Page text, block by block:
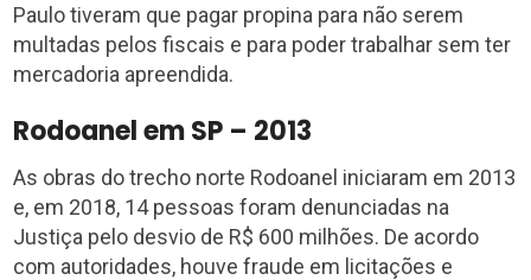
Paulo tiveram que pagar propina para não serem
multadas pelos fiscais e para poder trabalhar sem ter
mercadoria apreendida.
Rodoanel em SP – 2013
As obras do trecho norte Rodoanel iniciaram em 2013
e, em 2018, 14 pessoas foram denunciadas na
Justiça pelo desvio de R$ 600 milhões. De acordo
com autoridades, houve fraude em licitações e